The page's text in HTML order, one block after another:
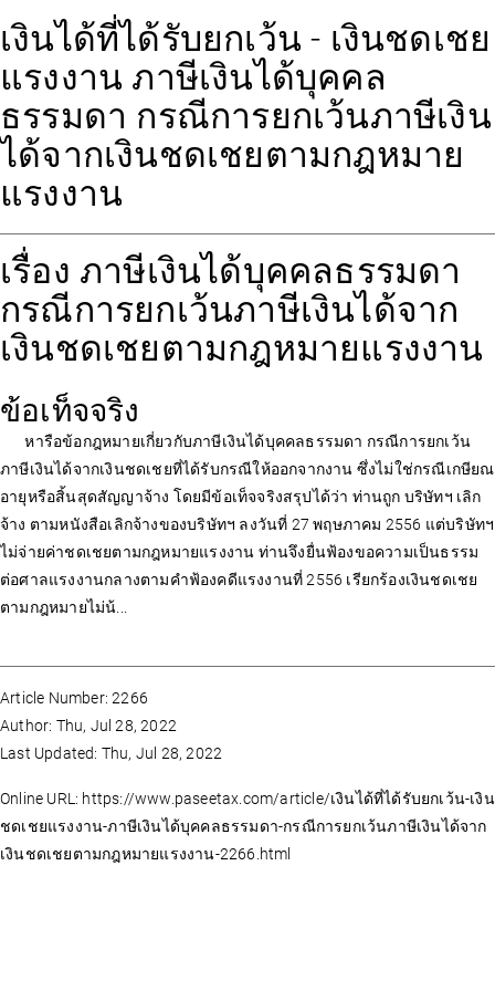
เงินได้ที่ได้รับยกเว้น - เงินชดเชย
แรงงาน ภาษีเงินได้บุคคล
ธรรมดา กรณีการยกเว้นภาษีเงิน
ได้จากเงินชดเชยตามกฎหมาย
แรงงาน
เรื่อง ภาษีเงินได้บุคคลธรรมดา
กรณีการยกเว้นภาษีเงินได้จาก
เงินชดเชยตามกฎหมายแรงงาน
ข้อเท็จจริง
หารือข้อกฎหมายเกี่ยวกับภาษีเงินได้บุคคลธรรมดา กรณีการยกเว้น
ภาษีเงินได้จากเงินชดเชยที่ได้รับกรณีให้ออกจากงาน ซึ่งไม่ใช่กรณีเกษียณ
อายุหรือสิ้นสุดสัญญาจ้าง โดยมีข้อเท็จจริงสรุปได้ว่า ท่านถูก บริษัทฯ เลิก
จ้าง ตามหนังสือเลิกจ้างของบริษัทฯ ลงวันที่ 27 พฤษภาคม 2556 แต่บริษัทฯ
ไม่จ่ายค่าชดเชยตามกฎหมายแรงงาน ท่านจึงยื่นฟ้องขอความเป็นธรรม
ต่อศาลแรงงานกลางตามคำฟ้องคดีแรงงานที่ 2556 เรียกร้องเงินชดเชย
ตามกฎหมายไม่น้...
Article Number: 2266
Author: Thu, Jul 28, 2022
Last Updated: Thu, Jul 28, 2022
Online URL: https://www.paseetax.com/article/เงินได้ที่ได้รับยกเว้น-เงิน
ชดเชยแรงงาน-ภาษีเงินได้บุคคลธรรมดา-กรณีการยกเว้นภาษีเงินได้จาก
เงินชดเชยตามกฎหมายแรงงาน-2266.html